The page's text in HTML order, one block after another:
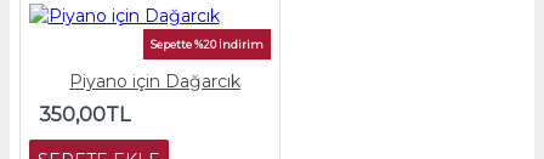
Sepette %20 İndirim
Piyano için Dağarcık
350,00TL